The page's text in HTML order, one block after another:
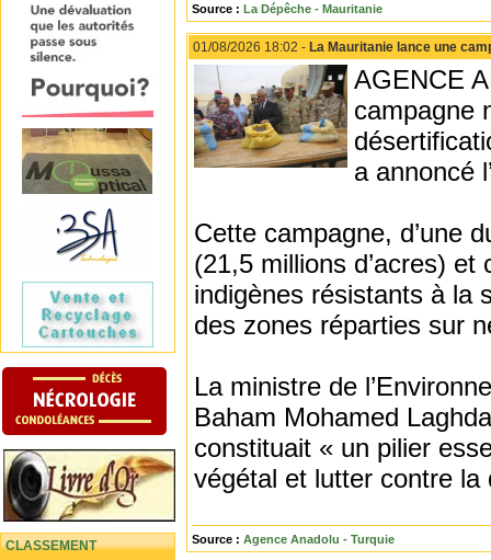
CLASSEMENT
Source : La Dépêche - Mauritanie
01/08/2026 18:02 - La Mauritanie lance une
AGENCE
campagne
a annoncé
Cette campagne, d’une
(21,5 millions d’acres)
indigènes résistants à la
des zones réparties sur
La ministre de
Baham Mohamed
constituait « un pilier
végétal et lutter contre la
Source : Agence Anadolu - Turquie